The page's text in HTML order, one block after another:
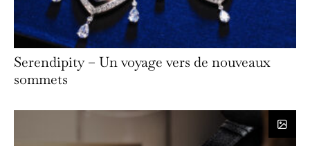
Serendipity – Un voyage vers de nouveaux
sommets